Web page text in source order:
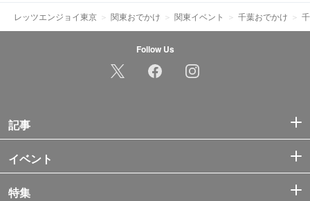
レッツエンジョイ東京 関東おでかけ 関東イベント 千葉おでかけ
Follow Us
記事
イベント
特集